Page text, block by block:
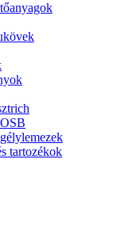
tartozékok